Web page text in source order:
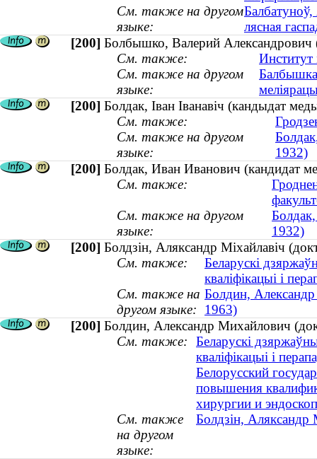
См. также на другом
языке:
Балбатуноў,
лясная
[200] Болбышко, Валерий Александрович
См. также:
См. также на другом
языке:
[200] Болдак, Іван Іванавіч (кандыдат
См. также:
См. также на другом
языке:
1932)
[200] Болдак, Иван Иванович (кандидат
См. также:
См. также на другом
языке:
1932)
[200] Болдзін, Аляксандр Міхайлавіч
См. также:
Беларускі
кваліфікацыі і
См. также на
другом языке:
Болдин,
1963)
[200] Болдин, Александр Михайлович
См. также:
Беларускі
кваліфікацыі і
Белорусский
повышения
хирургии и
См. также
на другом
языке:
Болдзін, Аляксандр